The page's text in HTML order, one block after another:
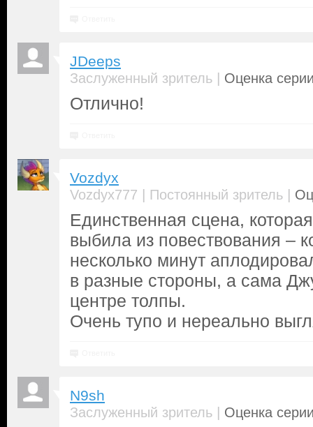
JDeeps
Заслуженный зритель | Оценка
Отлично!
Vozdyx
Vozdyx777 | Постоянный зритель |
Единственная сцена,
выбила из повествования –
несколько минут
в разные стороны, а сама
центре толпы.
Очень тупо и нереально
N9sh
Заслуженный зритель | Оценка